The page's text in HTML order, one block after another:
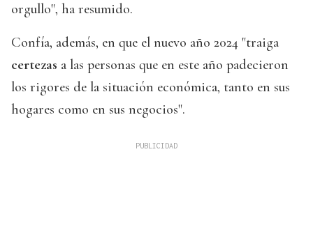
orgullo", ha resumido.
Confía, además, en que el nuevo año 2024 "traiga
certezas a las personas que en este año padecieron
los rigores de la situación económica, tanto en sus
hogares como en sus negocios".